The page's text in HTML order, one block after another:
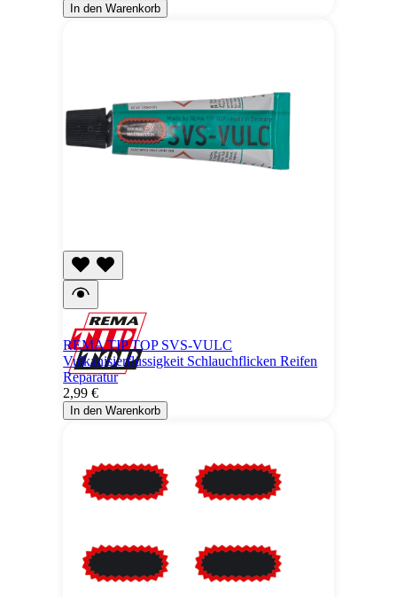
In den Warenkorb
REMA TIP TOP SVS-VULC
Vulkanisierflüssigkeit Schlauchflicken Reifen
Reparatur
2,99 €
In den Warenkorb